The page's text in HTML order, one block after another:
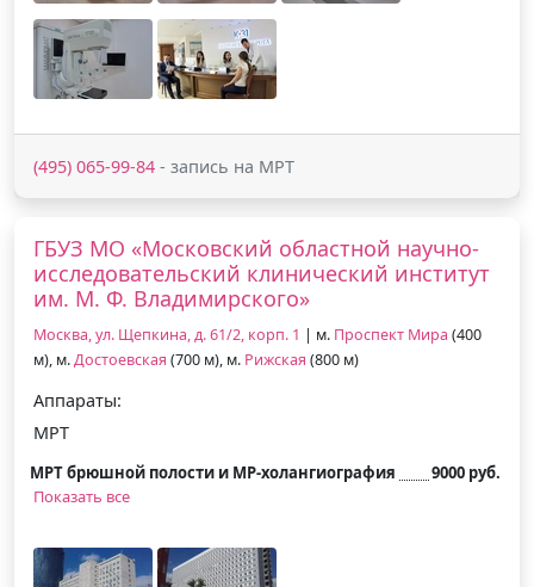
(495) 065-99-84 - запись на МРТ
ГБУЗ МО «Московский областной научно-
исследовательский клинический институт
им. М. Ф. Владимирского»
Москва, ул. Щепкина, д. 61/2, корп. 1 | м. Проспект Мира (400
м), м.Достоевская (700 м), м. Рижская (800 м)
Аппараты:
МРТ
МРТ брюшной полости и МР-холангиография
9000 руб.
Показать все